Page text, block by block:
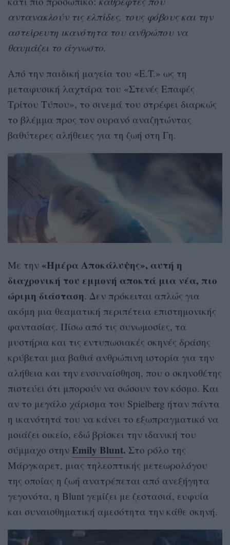
αντανακλούν τις ελπίδες, τους φόβους και την
αστείρευτη ικανότητα του ανθρώπου να
θαυμάζει το άγνωστο.
Από την παιδική μαγεία του «E.T.» ως τη
μεταφυσική λαχτάρα του «Στενές Επαφές
Τρίτου Τύπου», το σινεμά του στρέφει διαρκώς
το βλέμμα προς τον ουρανό αναζητώντας
βαθύτερες αλήθειες για τη ζωή στη Γη.
Με την «Ημέρα Αποκάλυψης», αυτή η
διαχρονική του εμμονή αποκτά μια νέα, πιο
ώριμη διάσταση. Δεν πρόκειται απλώς για
ακόμη μια θεαματική περιπέτεια επιστημονικής
φαντασίας. Πίσω από τις συνωμοσίες, τα
μυστήρια και τις εντυπωσιακές σκηνές δράσης
κρύβεται μια βαθιά ανθρώπινη ιστορία για την
αλήθεια και την ενσυναίσθηση, που ο σκηνοθέτης
πιστεύει ότι μπορούν να σώσουν τον κόσμο. Και
αν το μεγάλο χάρισμα του Spielberg ήταν πάντα
η ικανότητά του να κάνει το εξωπραγματικό να
μοιάζει οικείο, εδώ βρίσκει την ιδανική του
σύμμαχο στην Emily Blunt. Στο ρόλο της
Μάργκαρετ, μιας τηλεοπτικής μετεωρολόγου
της οποίας η ζωή ανατρέπεται από ανεξήγητα
γεγονότα, η Blunt γεμίζει με ζεστασιά, ευφυία
και συναισθηματική αμεσότητα την κάθε σκηνή.